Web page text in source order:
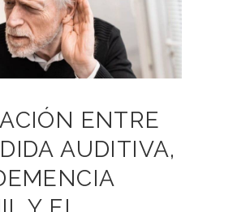
ENTRE
AUDITIVA,